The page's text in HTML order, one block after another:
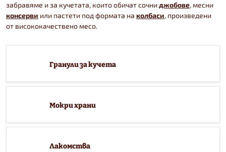
забравяме и за кучетата, които обичат сочни джобове, месни
консерви или пастети под формата на колбаси, произведени
от висококачествено месо.
Гранули за кучета
Мокри храни
Лакомства